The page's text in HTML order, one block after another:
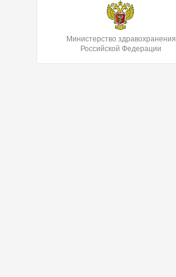
Министерство здравохранения
Российской Федерации